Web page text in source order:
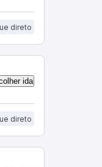
direto
ida
direto